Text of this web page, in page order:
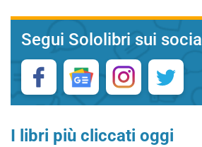
Segui Sololibri sui social
I libri più cliccati oggi